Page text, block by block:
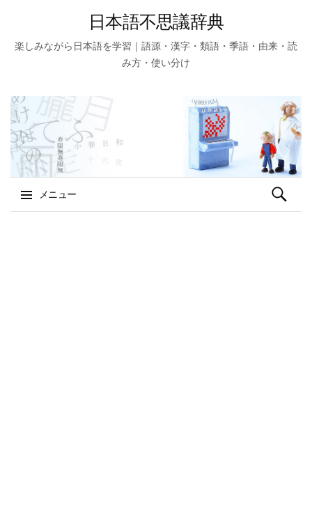
日本語不思議辞典
楽しみながら日本語を学習｜語源・漢字・類語・季語・由来・読
み方・使い分け
メニュー
検
索: